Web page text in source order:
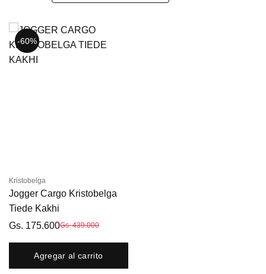
BLOG
-60%
Kristobelga
Jogger Cargo Kristobelga
Tiede Kakhi
Gs. 175.600Gs. 439.000
Agregar al carrito